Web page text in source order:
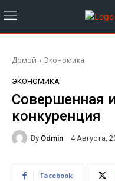
Домой Экономика
ЭКОНОМИКА
Совершенная
конкуренция
By Odmin 4 Августа,
Facebook